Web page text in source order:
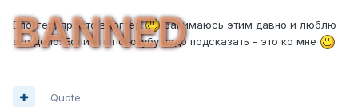
BANNED
Влоггер, просто влоггер
Занимаюсь этим давно и люблю
это дело. Если что по ютубу надо подсказать - это ко мне
Quote